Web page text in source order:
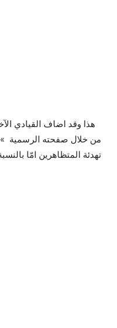
هذا وقد اضاف القيادي
من خلال صفحته الرسمية
تهدئة المتظاهرين امّا